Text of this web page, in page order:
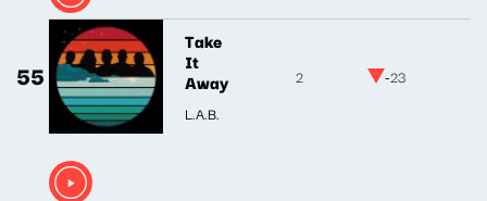
55
Take
It
Away
L.A.B.
2 -23